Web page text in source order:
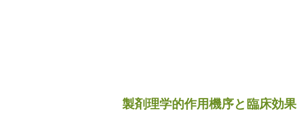
製剤理学的作用機序と臨床効果